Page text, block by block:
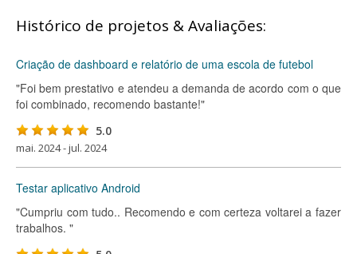
Histórico de projetos & Avaliações:
Criação de dashboard e relatório de uma escola de futebol
"Foi bem prestativo e atendeu a demanda de acordo com o que
foi combinado, recomendo bastante!"
5.0
mai. 2024 - jul. 2024
Testar aplicativo Android
"Cumpriu com tudo.. Recomendo e com certeza voltarei a fazer
trabalhos. "